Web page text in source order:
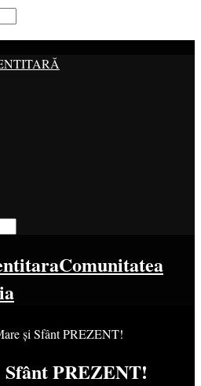
Comunitatea
și Sfânt PREZENT!
PREZENT!